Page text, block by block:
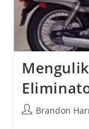
PostBrandon